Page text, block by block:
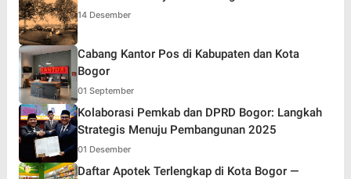
14 Desember
Cabang Kantor Pos di Kabupaten dan Kota
Bogor
01 September
Kolaborasi Pemkab dan DPRD Bogor: Langkah
Strategis Menuju Pembangunan 2025
01 Desember
Daftar Apotek Terlengkap di Kota Bogor —